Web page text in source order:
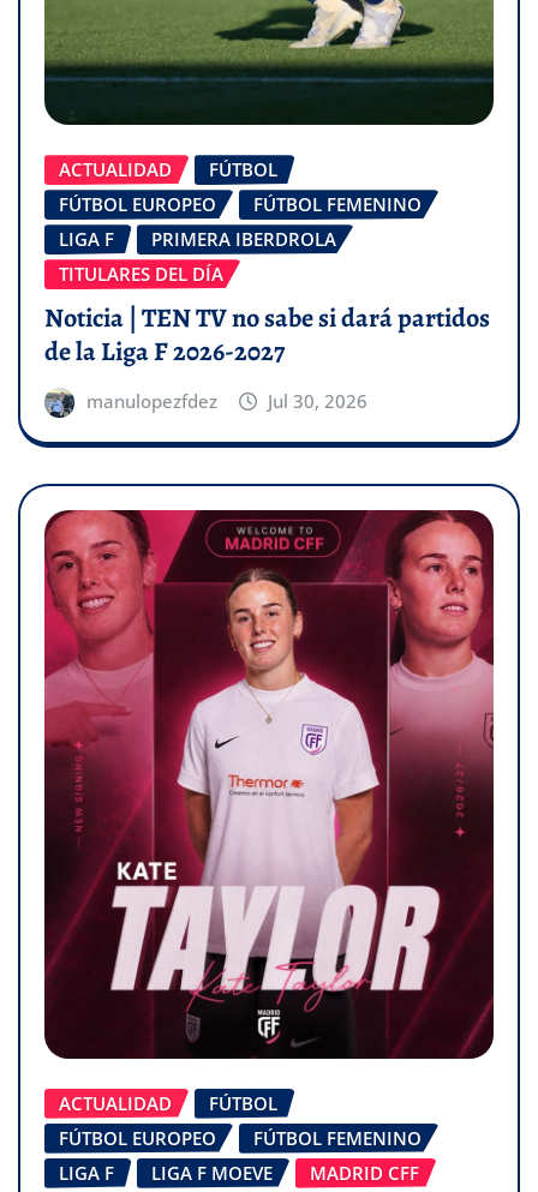
ACTUALIDAD
FÚTBOL
FÚTBOL EUROPEO
FÚTBOL FEMENINO
LIGA F
PRIMERA IBERDROLA
TITULARES DEL DÍA
Noticia | TEN TV no sabe si dará partidos
de la Liga F 2026-2027
manulopezfdez Jul 30, 2026
ACTUALIDAD
FÚTBOL
FÚTBOL EUROPEO
FÚTBOL FEMENINO
LIGA F
LIGA F MOEVE MADRID CFF